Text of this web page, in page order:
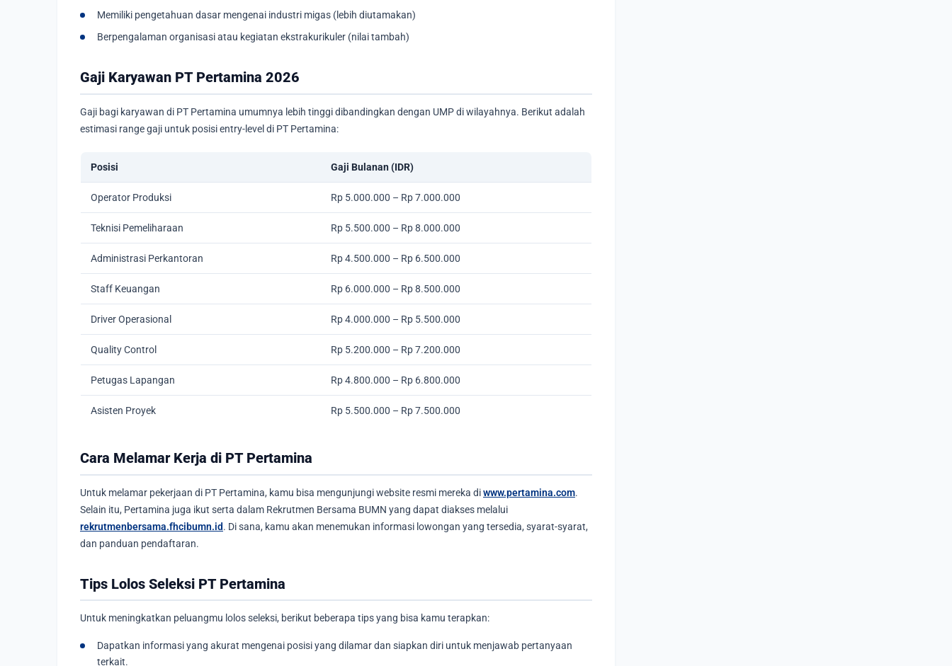
Memiliki pengetahuan dasar mengenai industri migas (lebih diutamakan)
Berpengalaman organisasi atau kegiatan ekstrakurikuler (nilai tambah)
Gaji Karyawan PT Pertamina 2026
Gaji bagi karyawan di PT Pertamina umumnya lebih tinggi dibandingkan dengan UMP di wilayahnya. Berikut adalah
estimasi range gaji untuk posisi entry-level di PT Pertamina:
Posisi Gaji Bulanan (IDR)
Operator Produksi Rp 5.000.000 – Rp 7.000.000
Teknisi Pemeliharaan Rp 5.500.000 – Rp 8.000.000
Administrasi Perkantoran Rp 4.500.000 – Rp 6.500.000
Staff Keuangan Rp 6.000.000 – Rp 8.500.000
Driver Operasional Rp 4.000.000 – Rp 5.500.000
Quality Control Rp 5.200.000 – Rp 7.200.000
Petugas Lapangan Rp 4.800.000 – Rp 6.800.000
Asisten Proyek Rp 5.500.000 – Rp 7.500.000
Cara Melamar Kerja di PT Pertamina
Untuk melamar pekerjaan di PT Pertamina, kamu bisa mengunjungi website resmi mereka diwww.pertamina.com.
Selain itu, Pertamina juga ikut serta dalam Rekrutmen Bersama BUMN yang dapat diakses melalui
rekrutmenbersama.fhcibumn.id. Di sana, kamu akan menemukan informasi lowongan yang tersedia, syarat-syarat,
dan panduan pendaftaran.
Tips Lolos Seleksi PT Pertamina
Untuk meningkatkan peluangmu lolos seleksi, berikut beberapa tips yang bisa kamu terapkan:
Dapatkan informasi yang akurat mengenai posisi yang dilamar dan siapkan diri untuk menjawab pertanyaan
terkait.